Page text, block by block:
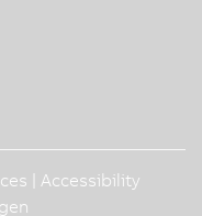
Accessibility